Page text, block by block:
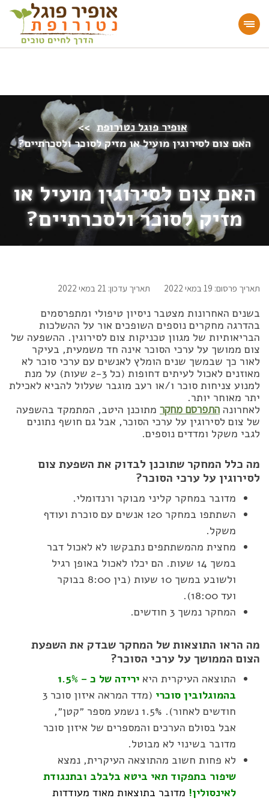
מעוניינים להעמיק או להתחיל דרך חיים בריאה?
הצטרפו לאתר!
אופיר פוגל נטורופת >>
האם צום לסירוגין מועיל או מזיק לסוכר ולסכרתיים?
האם צום לסירוגין מועיל או
מזיק לסוכר ולסכרתיים?
תאריך פרסום: 19 במאי 2022 תאריך עדכון: 21 במאי 2022
בשנים האחרונות מצטבר ניסיון טיפולי ומתפרסמים
בהדרגה מחקרים נוספים השופכים אור על ההשלכות
הבריאותיות של מגוון טכניקות צום לסירוגין. ההשפעה של
צום ממושך על ערכי הסוכר אינה חד משמעית, בעיקר
לאור כך שבמשך שנים הומלץ לאנשים עם ערכי סוכר לא
מאוזנים לאכול לעיתים דחופות (כל 2-3 שעות) על מנת
למנוע צניחות סוכר ו/או רעב מוגבר שעלול להביא לאכילת
יתר מאוחר יותר.
לאחרונה התפרסם מחקר מתוכנן היטב, המתמקד בהשפעה
של צום לסירוגין על ערכי הסוכר, אבל גם חושף נתונים
לגבי משקל ומדדים נוספים.
מה כלל המחקר שתוכנן לבדוק את השפעת צום
לסירוגין על ערכי הסוכר?
מדובר במחקר קליני מבוקר ורנדומלי.
השתתפו במחקר 120 אנשים עם סוכרת ועודף
משקל.
מחצית מהמשתתפים נתבקשו לא לאכול דבר
במשך 14 שעות. הם יכלו לאכול באופן רגיל
ולשובע במשך 10 שעות (בין 8:00 בבוקר
ועד 18:00).
המחקר נמשך 3 חודשים.
מה הראו התוצאות של המחקר שבדק את השפעת
הצום הממושך על ערכי הסוכר?
התוצאה העיקרית היא
ירידה של כ – 1.5%
בהמוגלובין סוכרי
(מדד המראה איזון סוכר 3
חודשים לאחור). 1.5% נשמע מספר ״קטן״,
אבל בסולם הערכים והמספרים של איזון סוכר
מדובר בשינוי לא מבוטל.
לא פחות חשוב מהתוצאה העיקרית, נמצא
שיפור בתפקוד תאי ביטא בלבלב ובתנגודת
לאינסולין! מדובר בתוצאות מאוד מעודדות